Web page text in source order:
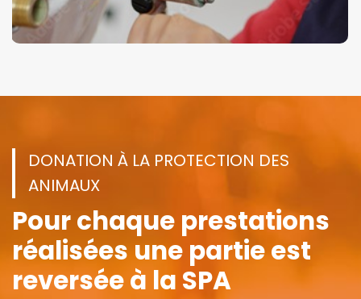
DONATION À LA PROTECTION DES
ANIMAUX
Pour chaque prestations
réalisées une partie est
reversée à la SPA